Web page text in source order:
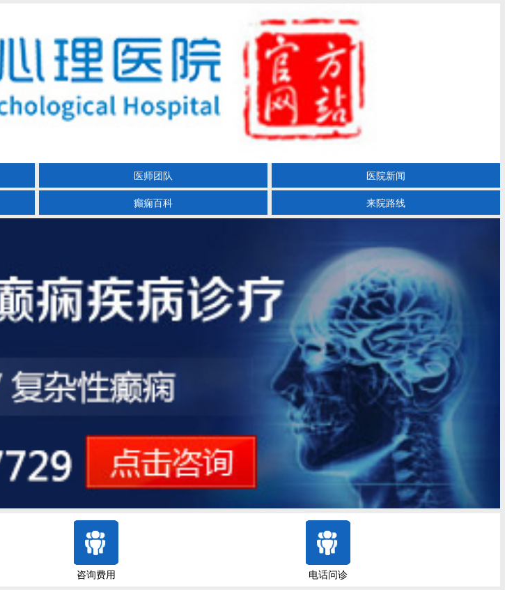
医师团队 医院新闻
癫痫百科 来院路线
咨询费用 电话问诊